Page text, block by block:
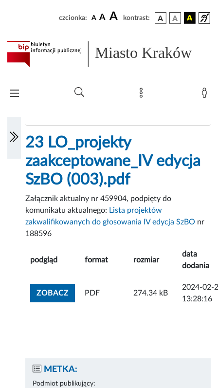
czcionka: A A A kontrast:
Miasto Kraków
23 LO_projekty
zaakceptowane_IV edycja
SzBO (003).pdf
Załącznik aktualny nr 459904, podpięty do
komunikatu aktualnego: Lista projektów
zakwalifikowanych do głosowania IV edycja SzBO nr
188596
podgląd format rozmiar
data
dodania
ZOBACZZOBACZ ZAŁĄCZNIK
PDF 274.34 kB
2024-02-
13:28:16
METKA:
Podmiot publikujący: